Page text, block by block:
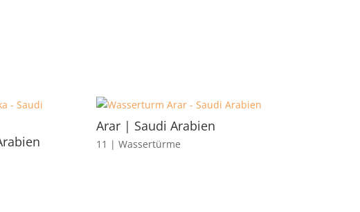
Arar | Saudi Arabien
11 | Wassertürme